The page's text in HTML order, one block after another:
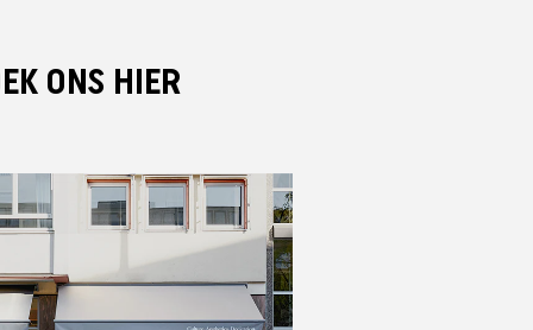
zijn
altijd
ONS HIER